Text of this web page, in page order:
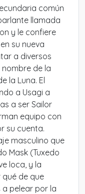
común
llamada
y le confiere
su nueva
a diversos
de la
la Luna. El
a Usagi a
a ser Sailor
equipo con
su cuenta.
masculino que
Mask (Tuxedo
loca, y la
de que
pelear por la